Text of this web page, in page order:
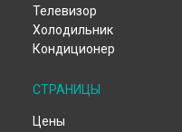
Замена платы
Hisense в Казани
Замена платы
Замена платы
Телевизор
Холодильник
Кондиционер
СТРАНИЦЫ
Цены